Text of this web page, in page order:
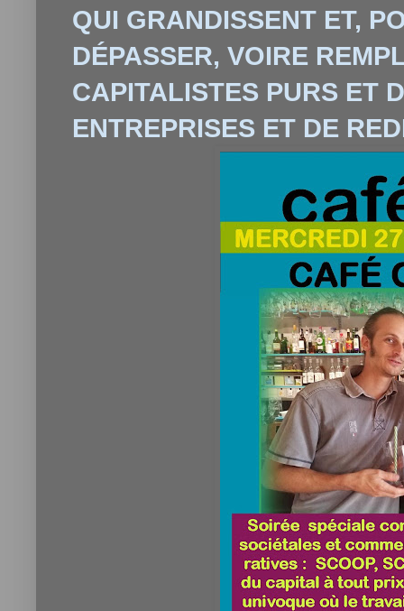
QUI GRANDISSENT ET,
DÉPASSER, VOIRE
CAPITALISTES PURS ET
ENTREPRISES ET DE